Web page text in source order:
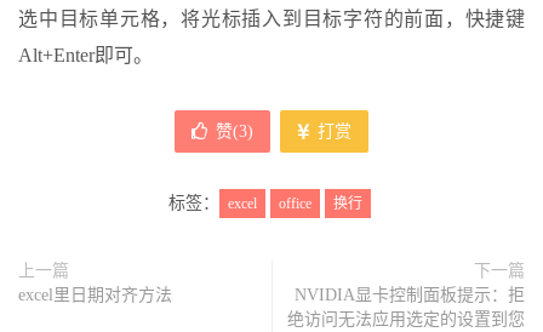
选中目标单元格，将光标插入到目标字符的前面，快捷键
Alt+Enter即可。
赞(3) 打赏
标签： excel office 换行
上一篇
excel里日期对齐方法
下一篇
NVIDIA显卡控制面板提示：拒
绝访问无法应用选定的设置到您